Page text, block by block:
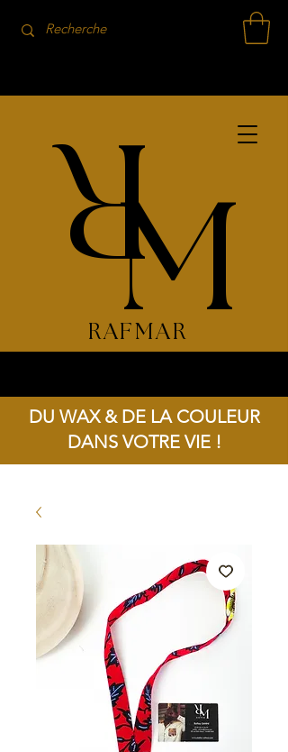
RM
RAFMAR
DU WAX & DE LA COULEUR
DANS VOTRE VIE !